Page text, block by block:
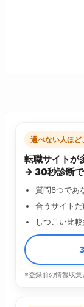
選べない人ほど
転職サイトが
→ 30秒診断で
質問6つであ
合うサイト
しつこい比
※登録前の情報収集